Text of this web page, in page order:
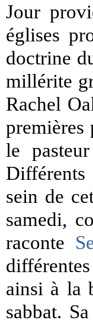
Jour
églises
doctrine
millérite
Rachel
premières
le
Différents
sein de
samedi,
raconte
ainsi à la
sabbat.